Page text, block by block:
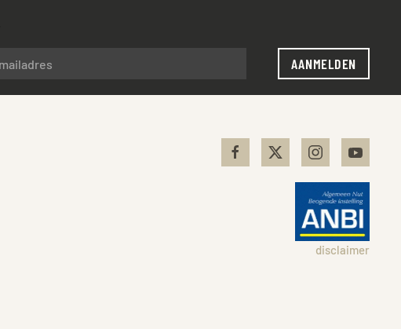
AANMELDEN
disclaimer